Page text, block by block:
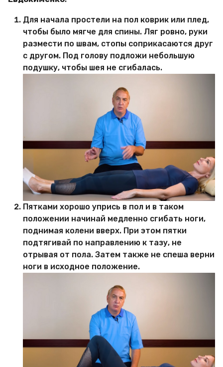
Для начала простели на пол коврик или плед,
чтобы было мягче для спины. Ляг ровно, руки
размести по швам, стопы соприкасаются друг
с другом. Под голову подложи небольшую
подушку, чтобы шея не сгибалась.
Пятками хорошо упрись в пол и в таком
положении начинай медленно сгибать ноги,
поднимая колени вверх. При этом пятки
подтягивай по направлению к тазу, не
отрывая от пола. Затем также не спеша верни
ноги в исходное положение.